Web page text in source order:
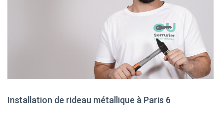
Installation de rideau métallique à Paris 6